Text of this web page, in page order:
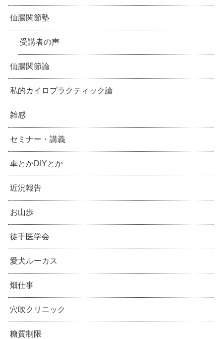
仙腸関節塾
受講者の声
仙腸関節論
私的カイロプラクティック論
雑感
セミナー・講義
車とかDIYとか
近況報告
お山歩
徒手医学会
愛犬ルーカス
畑仕事
穴吹クリニック
糖質制限